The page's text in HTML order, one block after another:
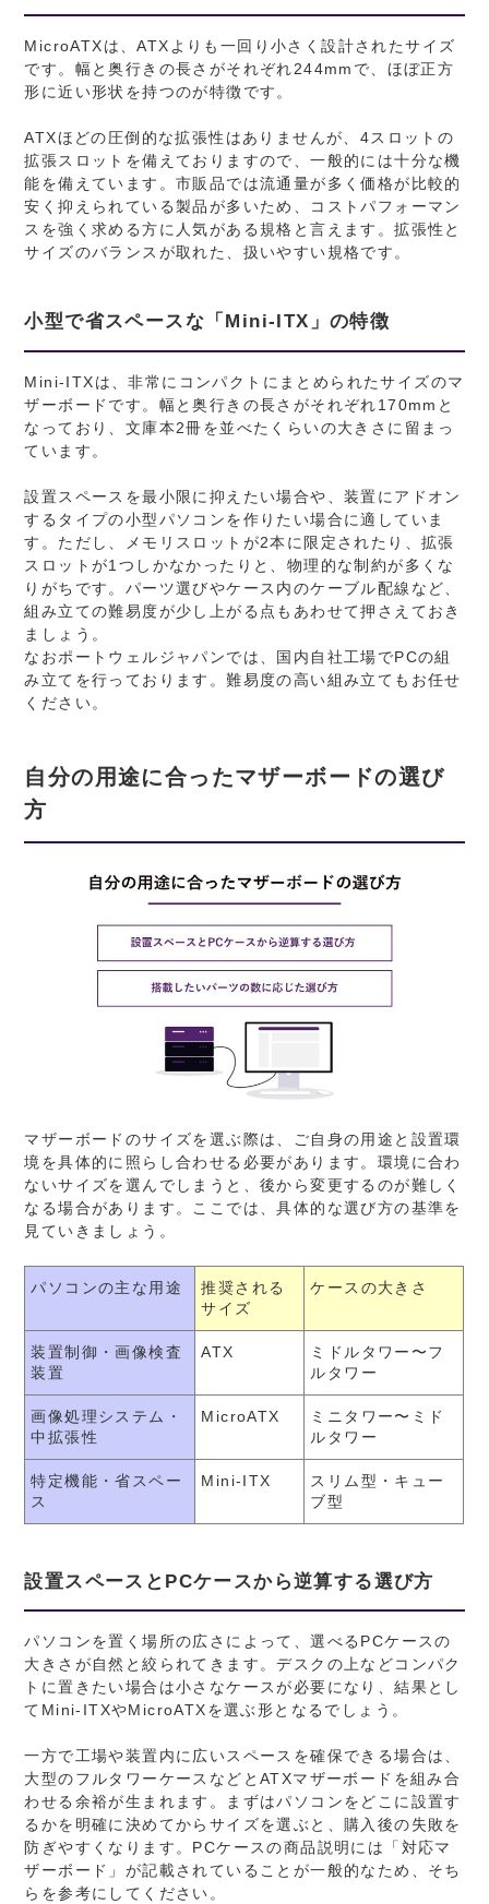
MicroATXは、ATXよりも一回り小さく設計されたサイズ
です。幅と奥行きの長さがそれぞれ244mmで、ほぼ正方
形に近い形状を持つのが特徴です。
ATXほどの圧倒的な拡張性はありませんが、4スロットの
拡張スロットを備えておりますので、一般的には十分な機
能を備えています。市販品では流通量が多く価格が比較的
安く抑えられている製品が多いため、コストパフォーマン
スを強く求める方に人気がある規格と言えます。拡張性と
サイズのバランスが取れた、扱いやすい規格です。
小型で省スペースな「Mini-ITX」の特徴
Mini-ITXは、非常にコンパクトにまとめられたサイズのマ
ザーボードです。幅と奥行きの長さがそれぞれ170mmと
なっており、文庫本2冊を並べたくらいの大きさに留まっ
ています。
設置スペースを最小限に抑えたい場合や、装置にアドオン
するタイプの小型パソコンを作りたい場合に適していま
す。ただし、メモリスロットが2本に限定されたり、拡張
スロットが1つしかなかったりと、物理的な制約が多くな
りがちです。パーツ選びやケース内のケーブル配線など、
組み立ての難易度が少し上がる点もあわせて押さえておき
ましょう。
なおポートウェルジャパンでは、国内自社工場でPCの組
み立てを行っております。難易度の高い組み立てもお任せ
ください。
自分の用途に合ったマザーボードの選び
方
マザーボードのサイズを選ぶ際は、ご自身の用途と設置環
境を具体的に照らし合わせる必要があります。環境に合わ
ないサイズを選んでしまうと、後から変更するのが難しく
なる場合があります。ここでは、具体的な選び方の基準を
見ていきましょう。
パソコンの主な用途
推奨される
サイズ
ケースの大きさ
装置制御・画像検査
装置
ATX
ミドルタワー〜フ
ルタワー
画像処理システム・
中拡張性
MicroATX
ミニタワー〜ミド
ルタワー
特定機能・省スペー
ス
Mini-ITX
スリム型・キュー
ブ型
設置スペースとPCケースから逆算する選び方
パソコンを置く場所の広さによって、選べるPCケースの
大きさが自然と絞られてきます。デスクの上などコンパク
トに置きたい場合は小さなケースが必要になり、結果とし
てMini-ITXやMicroATXを選ぶ形となるでしょう。
一方で工場や装置内に広いスペースを確保できる場合は、
大型のフルタワーケースなどとATXマザーボードを組み合
わせる余裕が生まれます。まずはパソコンをどこに設置す
るかを明確に決めてからサイズを選ぶと、購入後の失敗を
防ぎやすくなります。PCケースの商品説明には「対応マ
ザーボード」が記載されていることが一般的なため、そち
らを参考にしてください。